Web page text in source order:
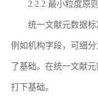
2.2.2 最小粒度原
统一文献元数据
例如机构字段，可细
了基础。在统一文献
打下基础。